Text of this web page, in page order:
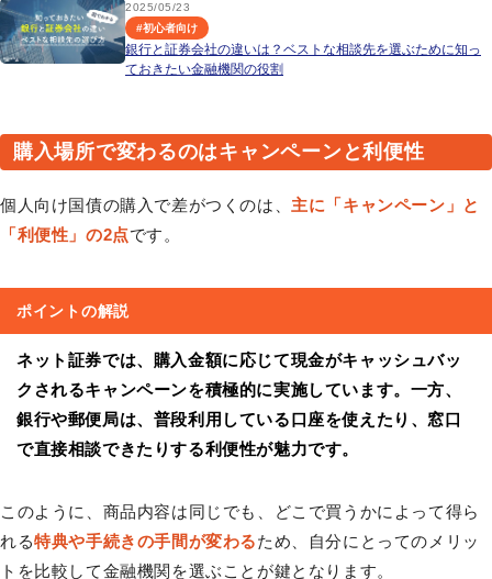
2025/05/23
#初心者向け
銀行と証券会社の違いは？ベストな相談先を選ぶために知っ
ておきたい金融機関の役割
購入場所で変わるのはキャンペーンと利便性
個人向け国債の購入で差がつくのは、 主に「キャンペーン」と
「利便性」の2点です。
ポイントの解説
ネット証券では、購入金額に応じて現金がキャッシュバッ
クされるキャンペーンを積極的に実施しています。一方、
銀行や郵便局は、普段利用している口座を使えたり、窓口
で直接相談できたりする利便性が魅力です。
このように、商品内容は同じでも、どこで買うかによって得ら
れる特典や手続きの手間が変わるため、自分にとってのメリッ
トを比較して金融機関を選ぶことが鍵となります。